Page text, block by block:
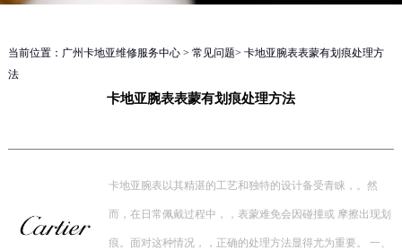
当前位置： 广州卡地亚维修服务中心> 常见问题> 卡地亚腕表表蒙有划痕处理方
法
卡地亚腕表表蒙有划痕处理方法
卡地亚腕表以其精湛的工艺和独特的设计备受青睐，。然
而，在日常佩戴过程中，，表蒙难免会因碰撞或 摩擦出现划
痕。面对这种情况，，正确的处理方法显得尤为重要。 一、